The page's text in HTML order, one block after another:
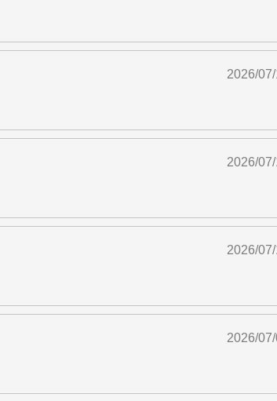
2026/
2026/
2026/
2026/